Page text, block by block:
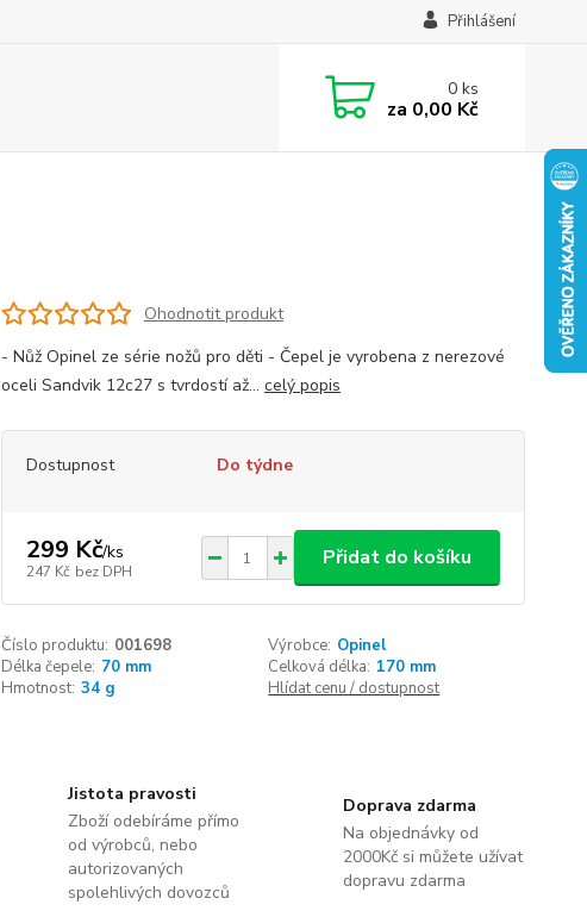
Přihlášení
0ks
za 0,00 Kč
Ohodnotit produkt
- Nůž Opinel ze série nožů pro děti - Čepel je vyrobena z nerezové
oceli Sandvik 12c27 s tvrdostí až... celý popis
Dostupnost Do týdne
299 Kč/ks
247 Kč bez DPH
Přidat do košíku
Číslo produktu: 001698 Výrobce: Opinel
Délka čepele: 70 mm Celková délka: 170 mm
Hmotnost: 34 g Hlídat cenu / dostupnost
Jistota pravosti
Zboží odebíráme přímo
od výrobců, nebo
autorizovaných
spolehlivých dovozců
Doprava zdarma
Na objednávky od
2000Kč si můžete užívat
dopravu zdarma